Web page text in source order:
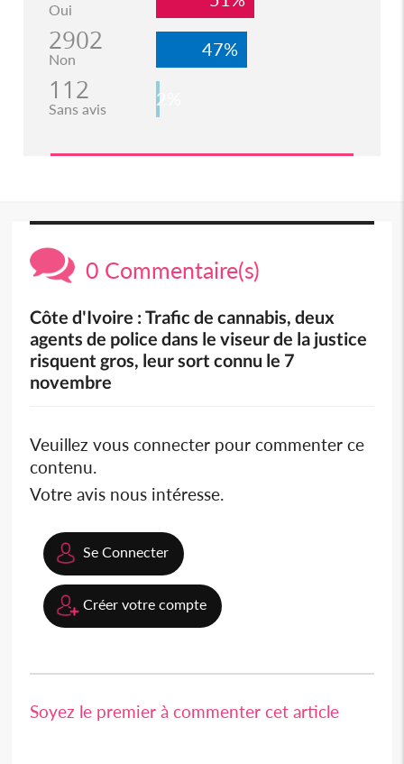
Oui
2902
Non 47%
112
Sans avis 2%
0 Commentaire(s)
Côte d'Ivoire : Trafic de cannabis, deux
agents de police dans le viseur de la justice
risquent gros, leur sort connu le 7
novembre
Veuillez vous connecter pour commenter ce
contenu.
Votre avis nous intéresse.
Se Connecter
Créer votre compte
Soyez le premier à commenter cet article